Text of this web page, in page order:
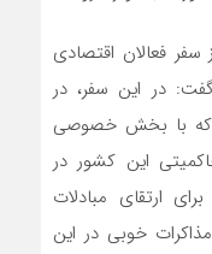
فعالان اقتصادی
در این سفر، در
که با بخش خصوصی
این کشور در
ارتقای مبادلات
خوبی در این